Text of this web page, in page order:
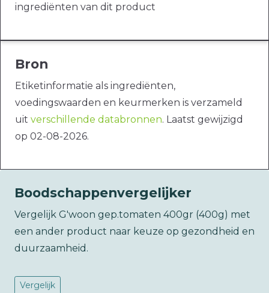
ingrediënten van dit product
Bron
Etiketinformatie als ingrediënten,
voedingswaarden en keurmerken is verzameld
uit verschillende databronnen. Laatst gewijzigd
op 02-08-2026.
Boodschappenvergelijker
Vergelijk G'woon gep.tomaten 400gr (400g) met
een ander product naar keuze op gezondheid en
duurzaamheid.
Vergelijk